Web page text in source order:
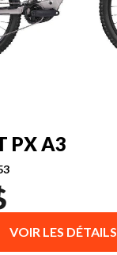
PX A3
VOIR LES DÉTAILS